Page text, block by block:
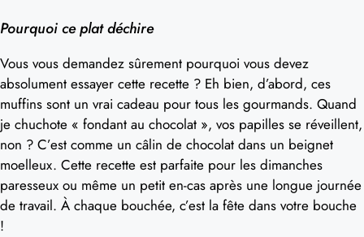
Pourquoi ce plat déchire
Vous vous demandez sûrement pourquoi vous devez
absolument essayer cette recette ? Eh bien, d’abord, ces
muffins sont un vrai cadeau pour tous les gourmands. Quand
je chuchote « fondant au chocolat », vos papilles se réveillent,
non ? C’est comme un câlin de chocolat dans un beignet
moelleux. Cette recette est parfaite pour les dimanches
paresseux ou même un petit en-cas après une longue journée
de travail. À chaque bouchée, c’est la fête dans votre bouche
!